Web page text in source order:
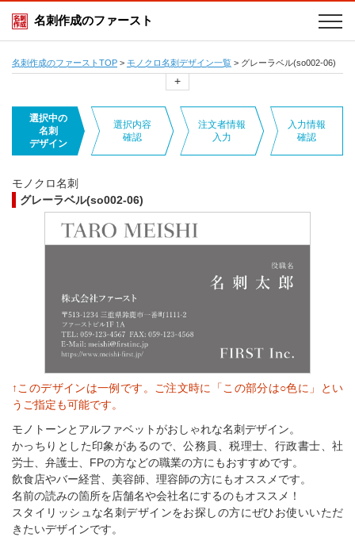
名刺作成のファースト
名刺作成のファーストTOP > モノクロ名刺デザイン一覧 > グレーラベル(so002-06)
+
選択中の
名刺
デザイン
選択内容
確認
注文者情報
入力
入力情報
確認
モノクロ名刺
グレーラベル(so002-06)
↑このデザインは一例です。ご注文時に「この部分は○色に」とい
うご指定も可能です。
モノトーンとアルファベットがおしゃれな名刺デザイン。
かっちりとした印象があるので、公務員、税理士、行政書士、社
労士、弁護士、FPの方などの職業の方にもおすすめです。
飲食店やバー経営、美容師、理容師の方にもオススメです。
名前の読みの箇所を店舗名や会社名にするのもオススメ！
スタイリッシュな名刺デザインをお探しの方にぜひお使いいただ
きたいデザインです。